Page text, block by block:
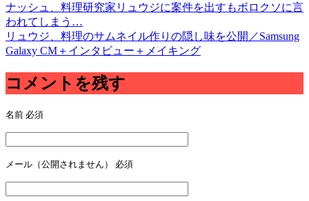
ナッシュ、料理研究家リュウジに案件を出すもボロクソに言
われてしまう…
リュウジ、料理のサムネイル作りの隠し味を公開／Samsung
Galaxy CM＋インタビュー＋メイキング
コメントを残す
名前 必須
メール（公開されません） 必須